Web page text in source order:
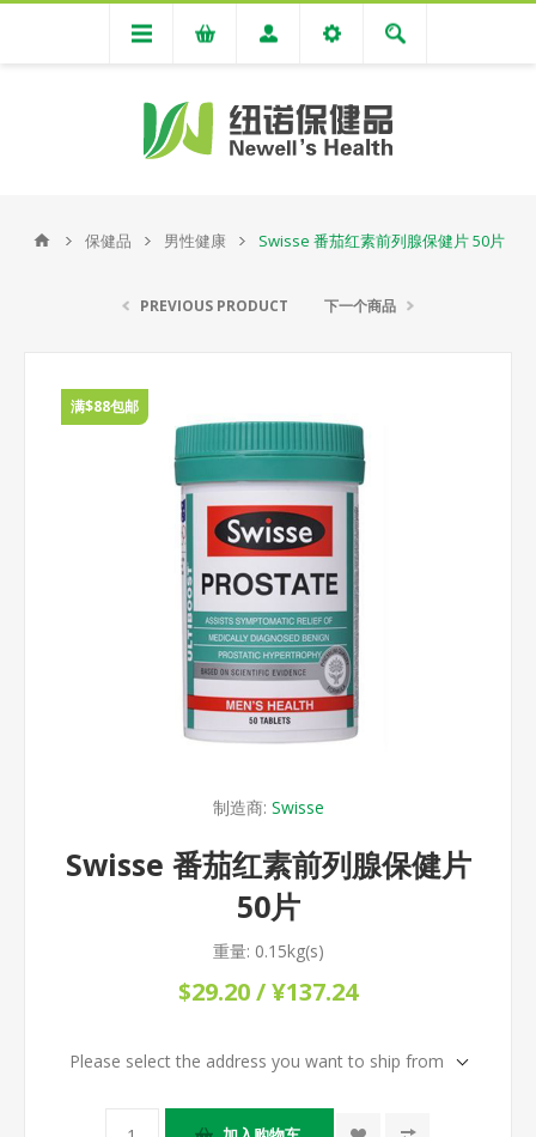
保健品 男性健康 Swisse 番茄红素前列腺保健片 50片
PREVIOUS PRODUCT 下一个商品
满$88包邮
制造商: Swisse
Swisse 番茄红素前列腺保健片
50片
重量: 0.15kg(s)
$29.20 / ¥137.24
Please select the address you want to ship from